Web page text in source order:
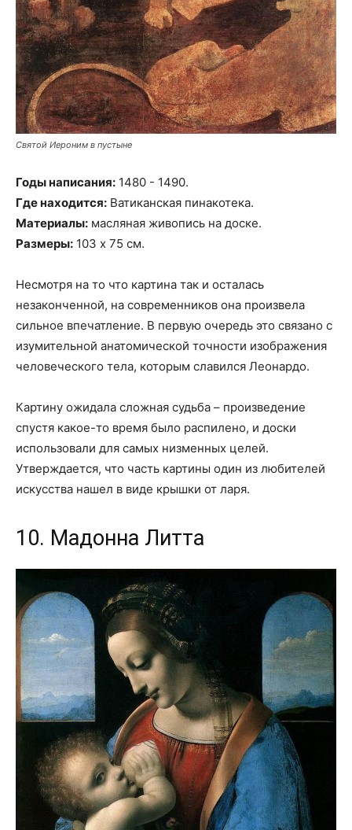
Святой Иероним в пустыне
Годы написания: 1480 - 1490.
Где находится: Ватиканская пинакотека.
Материалы: масляная живопись на доске.
Размеры: 103 х 75 см.
Несмотря на то что картина так и осталась
незаконченной, на современников она произвела
сильное впечатление. В первую очередь это связано с
изумительной анатомической точности изображения
человеческого тела, которым славился Леонардо.
Картину ожидала сложная судьба – произведение
спустя какое-то время было распилено, и доски
использовали для самых низменных целей.
Утверждается, что часть картины один из любителей
искусства нашел в виде крышки от ларя.
10. Мадонна Литта